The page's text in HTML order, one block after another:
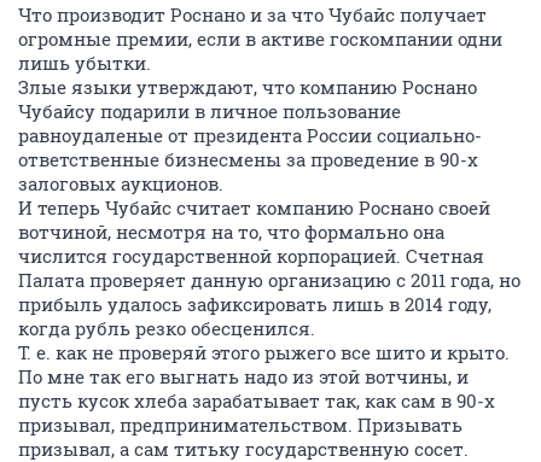
Что производит Роснано и за что Чубайс получает
огромные премии, если в активе госкомпании одни
лишь убытки.
Злые языки утверждают, что компанию Роснано
Чубайсу подарили в личное пользование
равноудаленые от президента России социально-
ответственные бизнесмены за проведение в 90-х
залоговых аукционов.
И теперь Чубайс считает компанию Роснано своей
вотчиной, несмотря на то, что формально она
числится государственной корпорацией. Счетная
Палата проверяет данную организацию с 2011 года, но
прибыль удалось зафиксировать лишь в 2014 году,
когда рубль резко обесценился.
Т. е. как не проверяй этого рыжего все шито и крыто.
По мне так его выгнать надо из этой вотчины, и
пусть кусок хлеба зарабатывает так, как сам в 90-х
призывал, предпринимательством. Призывать
призывал, а сам титьку государственную сосет.